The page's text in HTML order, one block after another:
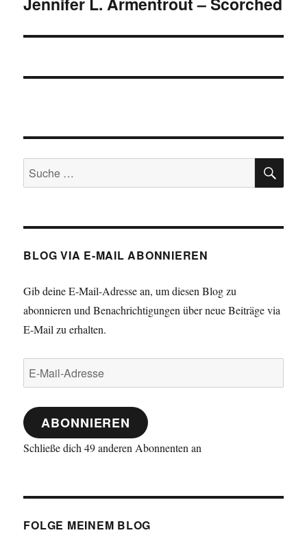
Nächster
Suche
nach:
BLOG VIA E-MAIL ABONNIEREN
Gib deine E-Mail-Adresse an, um diesen Blog zu
abonnieren und Benachrichtigungen über neue Beiträge via
E-Mail zu erhalten.
E-
Mail-
Adresse
ABONNIEREN
Schließe dich 49 anderen Abonnenten an
FOLGE MEINEM BLOG